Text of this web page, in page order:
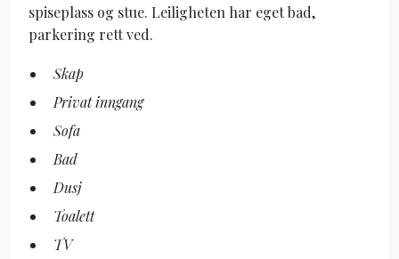
spiseplass og stue. Leiligheten har eget bad,
parkering rett ved.
Skap
Privat inngang
Sofa
Bad
Dusj
Toalett
TV